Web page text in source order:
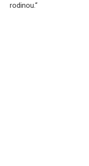
rodinou.“